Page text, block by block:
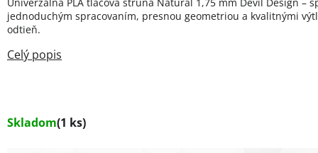
Skladom(1 ks)
jednoduchým spracovaním, presnou geometriou a kvalitnými
odtieň.